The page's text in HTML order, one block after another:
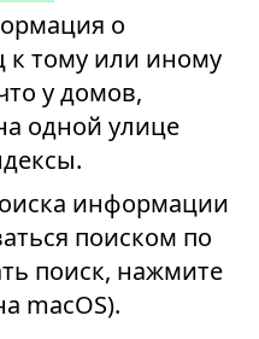
о
к тому или иному
у домов,
одной улице
информации
поиском по
поиск, нажмите
macOS).